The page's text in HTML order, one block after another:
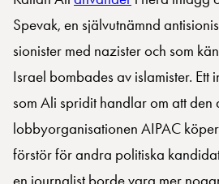
Spevak, en självutnämnd
sionister med nazister och som
Israel bombades av islamister. Ett
som Ali spridit handlar om att den
lobbyorganisationen AIPAC
förstör för andra politiska